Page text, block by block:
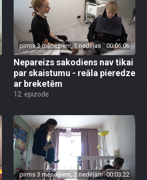
pirms 3 mēnešiem, 1 nedēļas 00:06:06
Nepareizs sakodiens nav tikai
par skaistumu - reāla pieredze
ar breketēm
12. epizode
pirms 3 mēnešiem, 2 nedēļām 00:03:22